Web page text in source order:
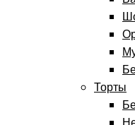
Торты